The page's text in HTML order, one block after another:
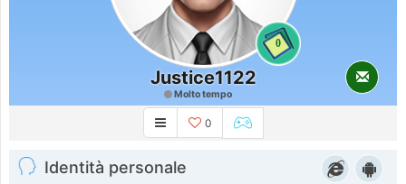
0
Justice1122
Molto tempo
0
Identità personale